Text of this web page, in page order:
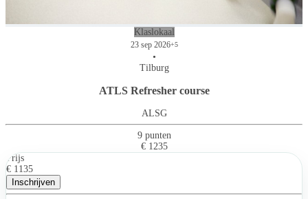
Klaslokaal
23 sep 2026+5
•
Tilburg
ATLS Refresher course
ALSG
9 punten
€ 1235
Prijs
€ 1135
Inschrijven